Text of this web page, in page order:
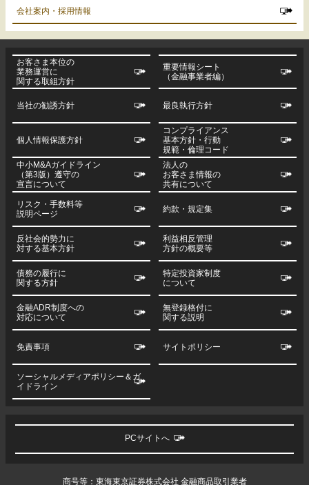
会社案内・採用情報
お客さま本位の
業務運営に
関する取組方針
重要情報シート
（金融事業者編）
当社の勧誘方針 最良執行方針
個人情報保護方針
コンプライアンス
基本方針・行動
規範・倫理コード
中小M&Aガイドライン
（第3版）遵守の
宣言について
法人の
お客さま情報の
共有について
リスク・手数料等
説明ページ
約款・規定集
反社会的勢力に
対する基本方針
利益相反管理
方針の概要等
債務の履行に
関する方針
特定投資家制度
について
金融ADR制度への
対応について
無登録格付に
関する説明
免責事項 サイトポリシー
ソーシャルメディアポリシー＆ガ
イドライン
PCサイトへ
商号等：東海東京証券株式会社 金融商品取引業者